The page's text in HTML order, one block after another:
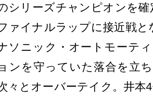
シリーズチャンピオンを
ァイナルラップに接近戦
ソニック・オートモーテ
ョンを守っていた落合を立
々とオーバーテイク。井本